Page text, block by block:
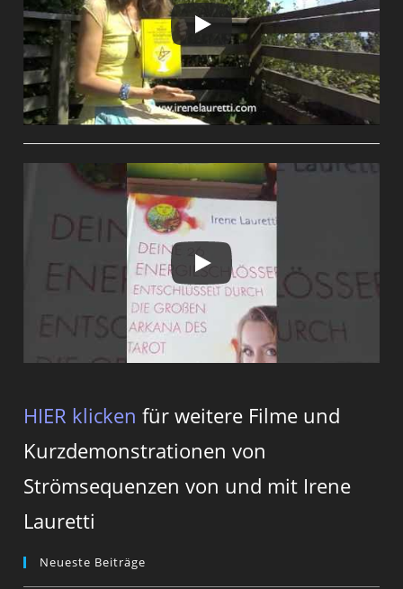
HIER klicken für weitere Filme und
Kurzdemonstrationen von
Strömsequenzen von und mit Irene
Lauretti
Neueste Beiträge